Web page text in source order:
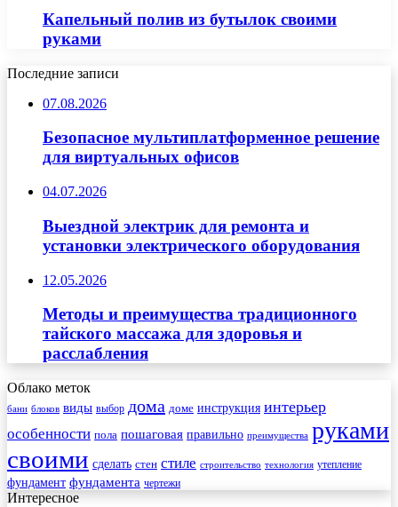
Капельный полив из бутылок своими
руками
Последние записи
07.08.2026
Безопасное мультиплатформенное решение
для виртуальных офисов
04.07.2026
Выездной электрик для ремонта и
установки электрического оборудования
12.05.2026
Методы и преимущества традиционного
тайского массажа для здоровья и
расслабления
Облако меток
бани блоков виды выбор дома доме инструкция интерьер
особенности пола пошаговая правильно преимущества руками
своими сделать стен стиле строительство технология утепление
фундамент фундамента чертежи
Интересное